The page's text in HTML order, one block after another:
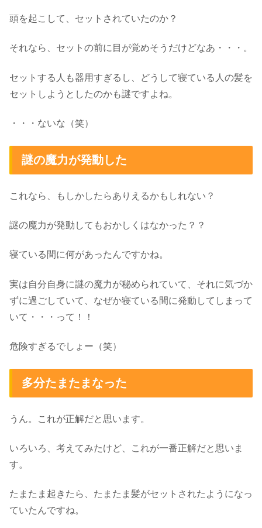
頭を起こして、セットされていたのか？
それなら、セットの前に目が覚めそうだけどなあ・・・。
セットする人も器用すぎるし、どうして寝ている人の髪を
セットしようとしたのかも謎ですよね。
・・・ないな（笑）
謎の魔力が発動した
これなら、もしかしたらありえるかもしれない？
謎の魔力が発動してもおかしくはなかった？？
寝ている間に何があったんですかね。
実は自分自身に謎の魔力が秘められていて、それに気づか
ずに過ごしていて、なぜか寝ている間に発動してしまって
いて・・・って！！
危険すぎるでしょー（笑）
多分たまたまなった
うん。これが正解だと思います。
いろいろ、考えてみたけど、これが一番正解だと思いま
す。
たまたま起きたら、たまたま髪がセットされたようになっ
ていたんですね。